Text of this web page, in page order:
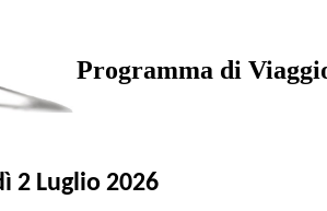
Programma di
2 Luglio 2026